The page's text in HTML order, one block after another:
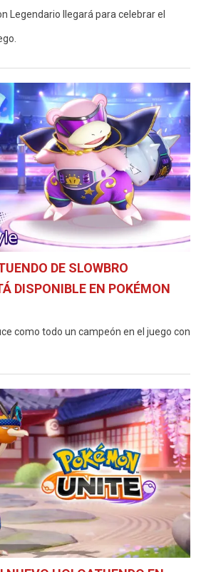
Legendario llegará para celebrar el
DE SLOWBRO
DISPONIBLE EN POKÉMON
como todo un campeón en el juego con